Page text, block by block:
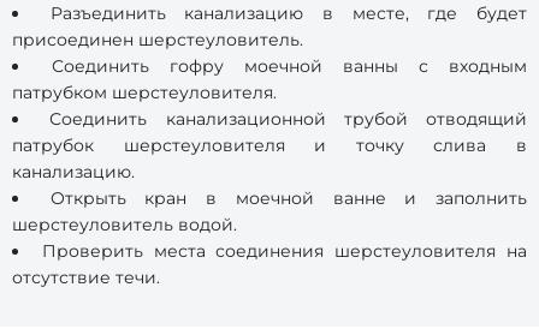
Разъединить канализацию в месте, где будет
присоединен шерстеуловитель.
Соединить гофру моечной ванны с входным
патрубком шерстеуловителя.
Соединить канализационной трубой отводящий
патрубок шерстеуловителя и точку слива в
канализацию.
Открыть кран в моечной ванне и заполнить
шерстеуловитель водой.
Проверить места соединения шерстеуловителя на
отсутствие течи.